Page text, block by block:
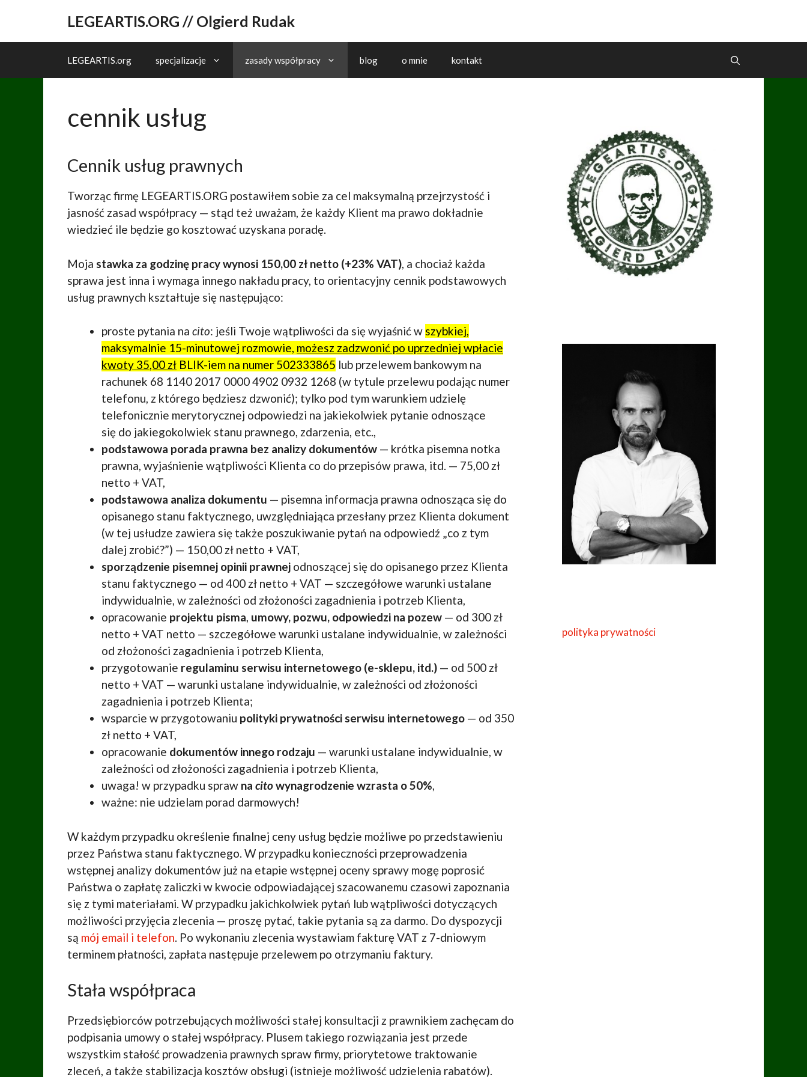
treści
LEGEARTIS.ORG // Olgierd Rudak
LEGEARTIS.org specjalizacje zasady współpracy blog o mnie kontakt
cennik usług
Cennik usług prawnych
Tworząc firmę LEGEARTIS.ORG postawiłem sobie za cel maksymalną przejrzystość i
jasność zasad współpracy — stąd też uważam, że każdy Klient ma prawo dokładnie
wiedzieć ile będzie go kosztować uzyskana poradę.
Moja stawka za godzinę pracy wynosi 150,00 zł netto (+23% VAT) , a chociaż każda
sprawa jest inna i wymaga innego nakładu pracy, to orientacyjny cennik podstawowych
usług prawnych kształtuje się następująco:
proste pytania na cito: jeśli Twoje wątpliwości da się wyjaśnić w szybkiej,
maksymalnie 15-minutowej rozmowie, możesz zadzwonić po uprzedniej wpłacie
kwoty 35,00 zł BLIK-iem na numer 502333865 lub przelewem bankowym na
rachunek 68 1140 2017 0000 4902 0932 1268 (w tytule przelewu podając numer
telefonu, z którego będziesz dzwonić); tylko pod tym warunkiem udzielę
telefonicznie merytorycznej odpowiedzi na jakiekolwiek pytanie odnoszące
się do jakiegokolwiek stanu prawnego, zdarzenia, etc.,
podstawowa porada prawna bez analizy dokumentów — krótka pisemna notka
prawna, wyjaśnienie wątpliwości Klienta co do przepisów prawa, itd. — 75,00 zł
netto + VAT,
podstawowa analiza dokumentu — pisemna informacja prawna odnosząca się do
opisanego stanu faktycznego, uwzględniająca przesłany przez Klienta dokument
(w tej usłudze zawiera się także poszukiwanie pytań na odpowiedź „co z tym
dalej zrobić?”) — 150,00 zł netto + VAT,
sporządzenie pisemnej opinii prawnej odnoszącej się do opisanego przez Klienta
stanu faktycznego — od 400 zł netto + VAT — szczegółowe warunki ustalane
indywidualnie, w zależności od złożoności zagadnienia i potrzeb Klienta,
opracowanie projektu pisma, umowy, pozwu, odpowiedzi na pozew — od 300 zł
netto + VAT netto — szczegółowe warunki ustalane indywidualnie, w zależności
od złożoności zagadnienia i potrzeb Klienta,
przygotowanie regulaminu serwisu internetowego (e-sklepu, itd.) — od 500 zł
netto + VAT — warunki ustalane indywidualnie, w zależności od złożoności
zagadnienia i potrzeb Klienta;
wsparcie w przygotowaniu polityki prywatności serwisu internetowego — od 350
zł netto + VAT,
opracowanie dokumentów innego rodzaju — warunki ustalane indywidualnie, w
zależności od złożoności zagadnienia i potrzeb Klienta,
uwaga! w przypadku spraw na citowynagrodzenie wzrasta o 50%,
ważne: nie udzielam porad darmowych!
W każdym przypadku określenie finalnej ceny usług będzie możliwe po przedstawieniu
przez Państwa stanu faktycznego. W przypadku konieczności przeprowadzenia
wstępnej analizy dokumentów już na etapie wstępnej oceny sprawy mogę poprosić
Państwa o zapłatę zaliczki w kwocie odpowiadającej szacowanemu czasowi zapoznania
się z tymi materiałami. W przypadku jakichkolwiek pytań lub wątpliwości dotyczących
możliwości przyjęcia zlecenia — proszę pytać, takie pytania są za darmo. Do dyspozycji
są mój email i telefon . Po wykonaniu zlecenia wystawiam fakturę VAT z 7-dniowym
terminem płatności, zapłata następuje przelewem po otrzymaniu faktury.
Stała współpraca
Przedsiębiorców potrzebujących możliwości stałej konsultacji z prawnikiem zachęcam do
podpisania umowy o stałej współpracy. Plusem takiego rozwiązania jest przede
wszystkim stałość prowadzenia prawnych spraw firmy, priorytetowe traktowanie
zleceń, a także stabilizacja kosztów obsługi (istnieje możliwość udzielenia rabatów).
polityka prywatności